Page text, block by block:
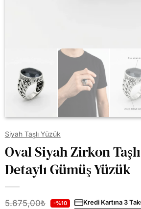
Siyah Taşlı Yüzük
Oval Siyah Zirkon
Detaylı Gümüş Yüzük
5.675,00₺ -%10 Kredi Kartına 3